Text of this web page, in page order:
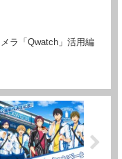
ラ「Qwatch」活用編